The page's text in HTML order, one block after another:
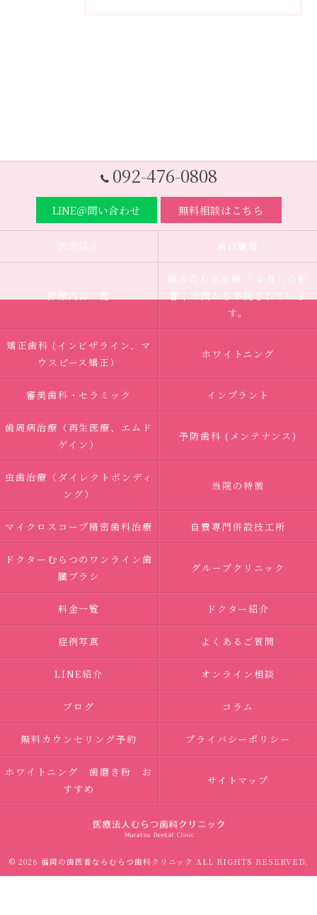
092-476-0808
LINE＠問い合わせ 無料相談はこちら
医院紹介 歯は臓器
診療内容一覧
噛み合わせ治療 ｜全身への影
響｜全国から来院されていま
す。
矯正歯科 (インビザライン、マ
ウスピース矯正）
ホワイトニング
審美歯科・セラミック インプラント
歯周病治療（再生医療、エムド
ゲイン）
予防歯科 (メンテナンス)
虫歯治療（ダイレクトボンディ
ング）
当院の特徴
マイクロスコープ精密歯科治療 自費専門併設技工所
ドクターむらつのワンライン歯
臓ブラシ
グループクリニック
料金一覧 ドクター紹介
症例写真 よくあるご質問
LINE紹介 オンライン相談
ブログ コラム
無料カウンセリング予約 プライバシーポリシー
ホワイトニング 歯磨き粉 お
すすめ
サイトマップ
© 2026 福岡の歯医者ならむらつ歯科クリニック ALL RIGHTS RESERVED.